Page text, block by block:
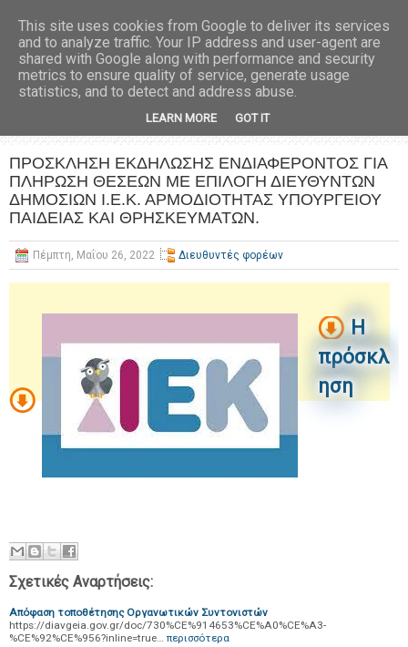
ΠΡΟΣΚΛΗΣΗ ΕΚΔΗΛΩΣΗΣ ΕΝΔΙΑΦΕΡΟΝΤΟΣ ΓΙΑ
ΠΛΗΡΩΣΗ ΘΕΣΕΩΝ ΜΕ ΕΠΙΛΟΓΗ ΔΙΕΥΘΥΝΤΩΝ
ΔΗΜΟΣΙΩΝ Ι.Ε.Κ. ΑΡΜΟΔΙΟΤΗΤΑΣ ΥΠΟΥΡΓΕΙΟΥ
ΠΑΙΔΕΙΑΣ ΚΑΙ ΘΡΗΣΚΕΥΜΑΤΩΝ.
Πέμπτη, Μαΐου 26, 2022 Διευθυντές φορέων
H
πρόσκλ
ηση
Σχετικές Αναρτήσεις:
Απόφαση τοποθέτησης Οργανωτικών Συντονιστών
https://diavgeia.gov.gr/doc/730%CE%914653%CE%A0%CE%A3-
%CE%92%CE%956?inline=true… περισσότερα
This site uses cookies from Google to deliver its services
and to analyze traffic. Your IP address and user-agent are
shared with Google along with performance and security
metrics to ensure quality of service, generate usage
statistics, and to detect and address abuse.
LEARN MORE GOT IT